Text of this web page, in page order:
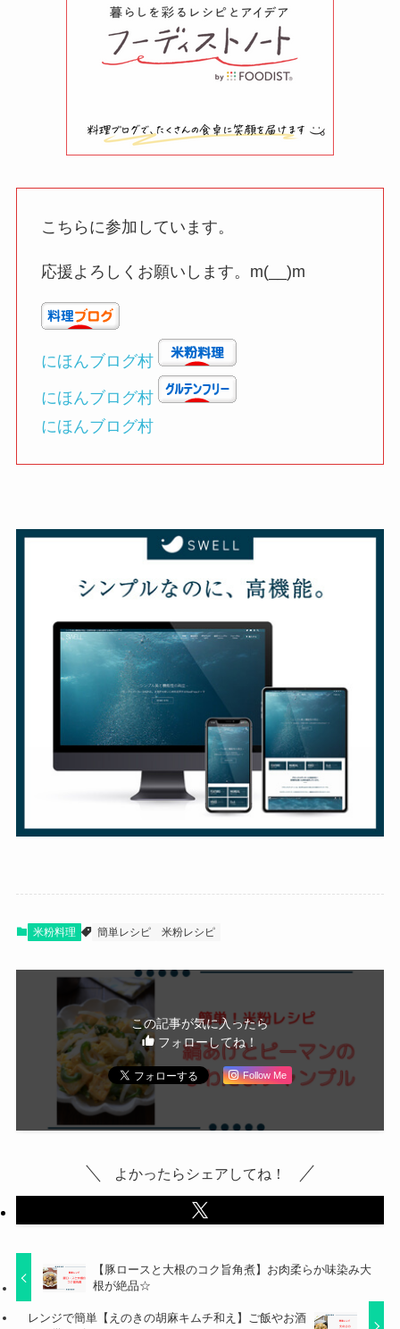
こちらに参加しています。
応援よろしくお願いします。m(__)m
にほんブログ村
にほんブログ村
にほんブログ村
米粉料理 簡単レシピ 米粉レシピ
この記事が気に入ったら
フォローしてね！
Follow Me
よかったらシェアしてね！
【豚ロースと大根のコク旨角煮】お肉柔らか味染み大
根が絶品☆
レンジで簡単【えのきの胡麻キムチ和え】ご飯やお酒